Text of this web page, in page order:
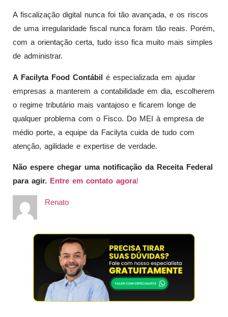
A fiscalização digital nunca foi tão avançada, e os riscos
de uma irregularidade fiscal nunca foram tão reais. Porém,
com a orientação certa, tudo isso fica muito mais simples
de administrar.
A Facilyta Food Contábil é especializada em ajudar
empresas a manterem a contabilidade em dia, escolherem
o regime tributário mais vantajoso e ficarem longe de
qualquer problema com o Fisco. Do MEI à empresa de
médio porte, a equipe da Facilyta cuida de tudo com
atenção, agilidade e expertise de verdade.
Não espere chegar uma notificação da Receita Federal
para agir. Entre em contato agora!
Renato